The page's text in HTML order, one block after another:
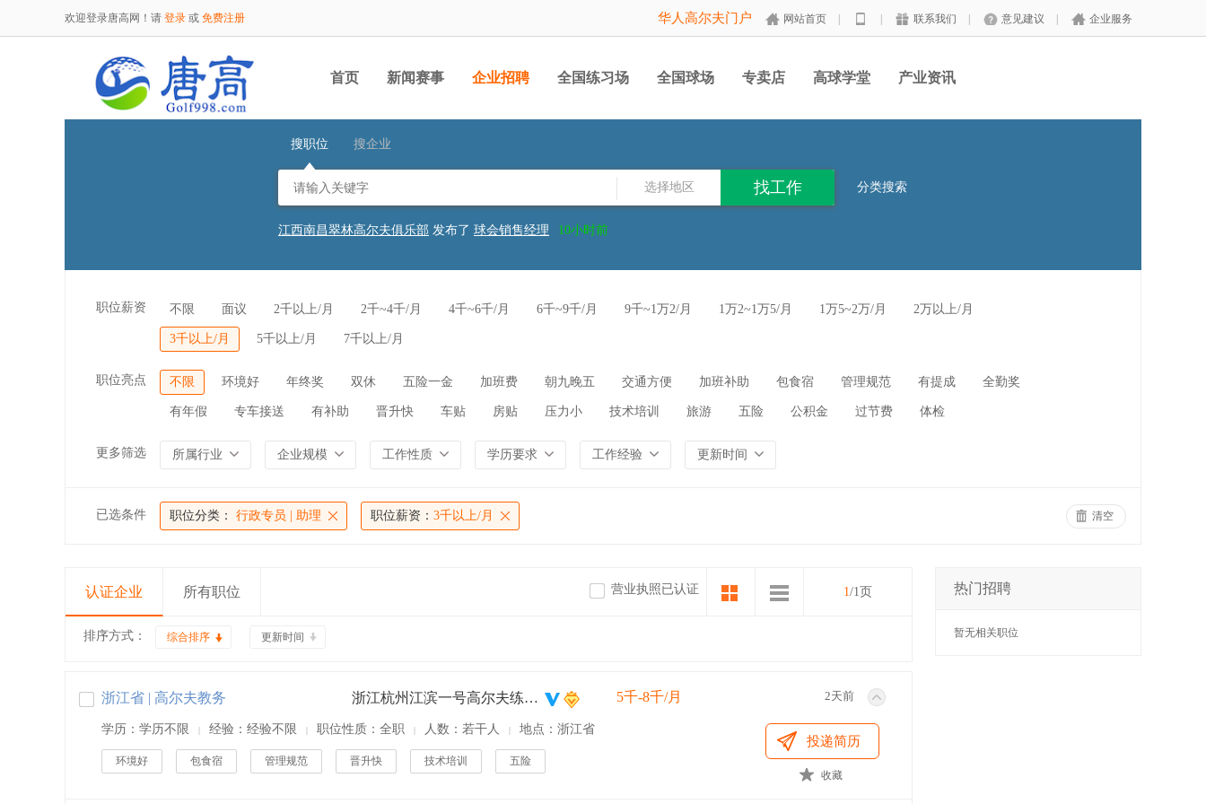
欢迎登录唐高网！请 登录 或 免费注册 华人高尔夫门户 网站首页 联系我们 意见建议 企业服务
首页 新闻赛事 企业招聘 全国练习场 全国球场 专卖店 高球学堂 产业资讯
搜职位 搜企业
选择地区 分类搜索
江西南昌翠林高尔夫俱乐部 发布了 球会销售经理
10小时前
广东金立高尔夫体育发展有限公司发布了 餐厅主管
2026-07-28
湖北省五乐台度假区有限公司
河北秦皇岛北戴河松石高尔夫俱乐部
发布了 运营总监 10小时前
职位薪资 不限 面议 2千以上/月 2千~4千/月 4千~6千/月 6千~9千/月 9千~1万2/月 1万2~1万5/月 1万5~2万/月 2万以上/月
3千以上/月 5千以上/月 7千以上/月
职位亮点 不限 环境好 年终奖 双休 五险一金 加班费 朝九晚五 交通方便 加班补助 包食宿 管理规范 有提成 全勤奖
有年假 专车接送 有补助 晋升快 车贴 房贴 压力小 技术培训 旅游 五险 公积金 过节费 体检
更多筛选 所属行业 企业规模 工作性质 学历要求 工作经验 更新时间
已选条件 职位分类： 行政专员 | 助理 职位薪资： 3千以上/月 清空
认证企业 所有职位 营业执照已认证 1/1页
排序方式： 综合排序 更新时间
浙江省 | 高尔夫教务 浙江杭州江滨一号高尔夫练习场 5千-8千/月 2天前
学历：学历不限 | 经验：经验不限 | 职位性质：全职 | 人数：若干人 | 地点：浙江省
环境好 包食宿 管理规范 晋升快 技术培训 五险
投递简历
收藏
热门招聘
暂无相关职位